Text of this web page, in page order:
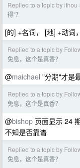
Replied to a topic by ithou ›
得”？
[的] +名词， [地] +动词
Replied to a topic by
免息，这个是真香？
@maichael "分期"才是
Replied to a topic by
免息，这个是真香？
@bishop 页面显示 24
不知是否靠谱
Replied to a topic by
免息，这个是真香？